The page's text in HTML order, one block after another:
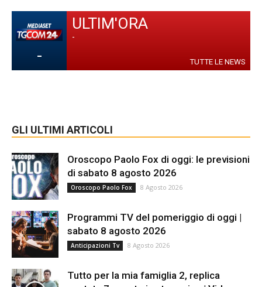
-
ULTIM'ORA
-
TUTTE LE NEWS
GLI ULTIMI ARTICOLI
Oroscopo Paolo Fox di oggi: le previsioni
di sabato 8 agosto 2026
Oroscopo Paolo Fox 8 Agosto 2026
Programmi TV del pomeriggio di oggi |
sabato 8 agosto 2026
Anticipazioni Tv 8 Agosto 2026
Tutto per la mia famiglia 2, replica